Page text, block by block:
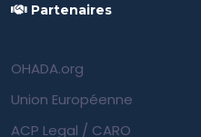
Partenaires
OHADA.org
Union Européenne
ACP Legal / CARO